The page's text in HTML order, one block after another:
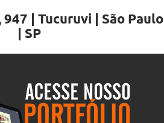
947 | Tucuruvi | São Paulo
| SP